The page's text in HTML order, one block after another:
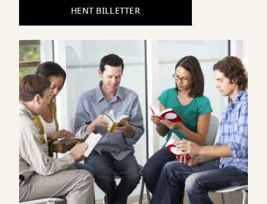
HENT BILLETTER